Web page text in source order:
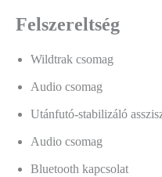
Felszereltség
Wildtrak csomag
Audio csomag
Utánfutó-stabilizáló
Audio csomag
Bluetooth kapcsolat